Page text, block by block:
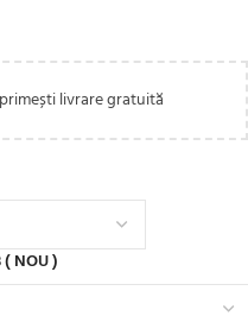
livrare gratuită
NOU )